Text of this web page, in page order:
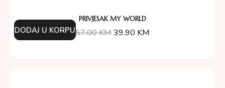
PRIVJESAK MY WORLD
57.00KM39.90 KM
DODAJ U KORPU